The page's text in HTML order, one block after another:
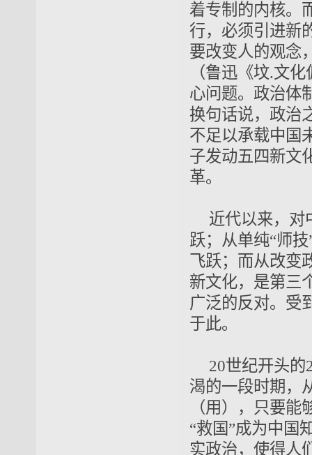
着专制的内核。
行，必须引进新
要改变人的观念
（鲁迅《坟.文化
心问题。 政治体
换句话说，政治
不足以承载中国
子发动五四新文
革。
近代以来，对
跃；从单纯“师
飞跃；而从改变
新文化，是第三
广泛的反对。受
于此。
20世纪开头的
渴的一段时期，
（用）
，只要能
“救国”成为中国
实政治，使得人